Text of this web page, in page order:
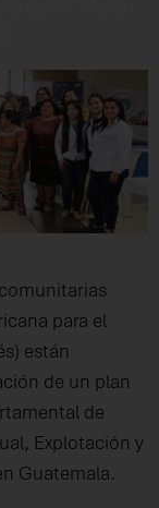
para el
están
de un plan
de
Explotación y
Guatemala.